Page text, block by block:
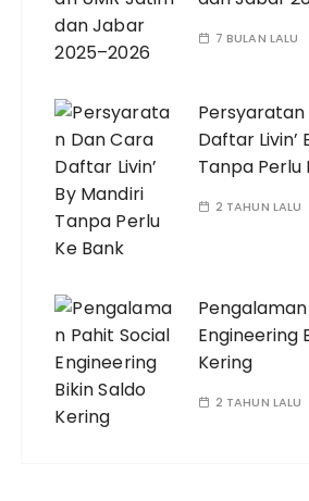
7 BULAN LALU
Persyaratan
Daftar Livin’
Tanpa Perlu
2 TAHUN LALU
Engineering
Kering
2 TAHUN LALU